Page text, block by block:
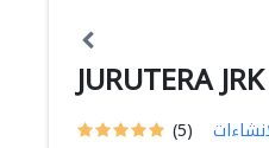
JURUTERA
(5)